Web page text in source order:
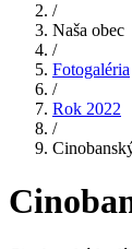
/
Naša obec
/
Fotogaléria
/
Rok 2022
/